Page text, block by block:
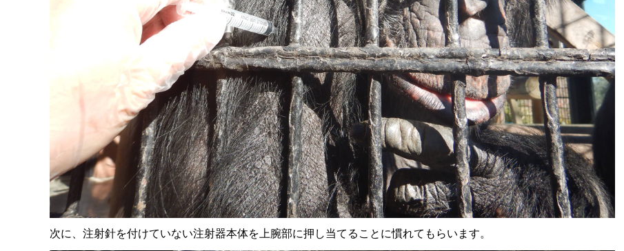
次に、注射針を付けていない注射器本体を上腕部に押し当てることに慣れてもらいます。